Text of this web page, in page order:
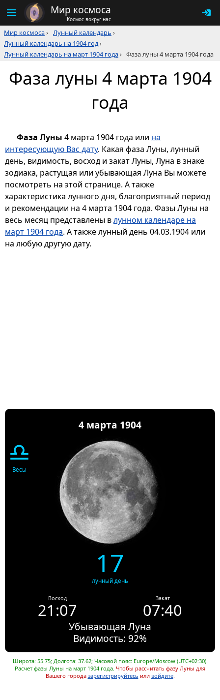
Мир космоса
Космос вокруг нас
Мир космоса› Лунный календарь ›
Лунный календарь на 1904 год›
Лунный календарь на март 1904 года› Фаза луны 4 марта 1904 года
Фаза луны 4 марта 1904
года
Фаза Луны 4 марта 1904 года или на
интересующую Вас дату. Какая фаза Луны, лунный
день, видимость, восход и закат Луны, Луна в знаке
зодиака, растущая или убывающая Луна Вы можете
посмотреть на этой странице. А также
характеристика лунного дня, благоприятный период
и рекомендации на 4 марта 1904 года. Фазы Луны на
весь месяц представлены влунном календаре на
март 1904 года. А также лунный день 04.03.1904 или
на любую другую дату.
4 марта 1904
♎
Весы
17
лунный день
Восход
21:07
Закат
07:40
Убывающая Луна
Видимость: 92%
Широта: 55.75; Долгота: 37.62; Часовой пояс: Europe/Moscow (UTC+02:30).
Расчет фазы Луны на март 1904 года. Чтобы рассчитать фазу Луны для
Вашего города зарегистрируйтесь или войдите.